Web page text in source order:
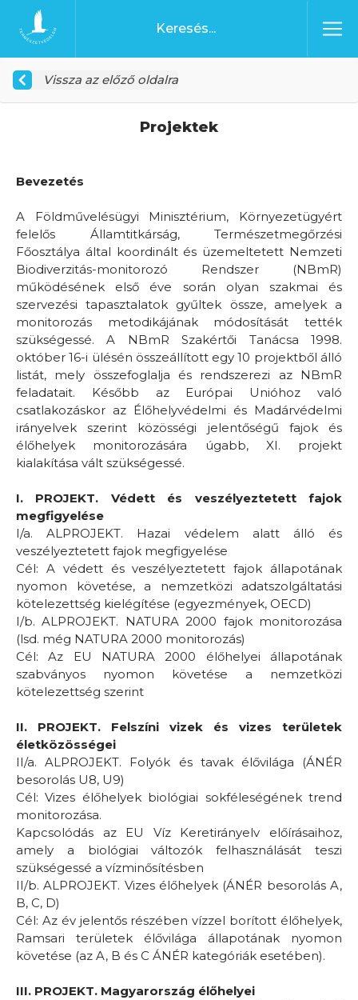
Ugrás a tartalomhoz
Főoldal
Vissza az előző oldalra
Projektek
Bevezetés
A Földművelésügyi Minisztérium, Környezetügyért
felelős Államtitkárság, Természetmegőrzési
Főosztálya által koordinált és üzemeltetett Nemzeti
Biodiverzitás-monitorozó Rendszer (NBmR)
működésének első éve során olyan szakmai és
szervezési tapasztalatok gyűltek össze, amelyek a
monitorozás metodikájának módosítását tették
szükségessé. A NBmR Szakértői Tanácsa 1998.
október 16-i ülésén összeállított egy 10 projektből álló
listát, mely összefoglalja és rendszerezi az NBmR
feladatait. Később az Európai Unióhoz való
csatlakozáskor az Élőhelyvédelmi és Madárvédelmi
irányelvek szerint közösségi jelentőségű fajok és
élőhelyek monitorozására úgabb, XI. projekt
kialakítása vált szükségessé.
I. PROJEKT. Védett és veszélyeztetett fajok
megfigyelése
I/a. ALPROJEKT. Hazai védelem alatt álló és
veszélyeztetett fajok megfigyelése
Cél: A védett és veszélyeztetett fajok állapotának
nyomon követése, a nemzetközi adatszolgáltatási
kötelezettség kielégítése (egyezmények, OECD)
I/b. ALPROJEKT. NATURA 2000 fajok monitorozása
(lsd. még NATURA 2000 monitorozás)
Cél: Az EU NATURA 2000 élőhelyei állapotának
szabványos nyomon követése a nemzetközi
kötelezettség szerint
II. PROJEKT. Felszíni vizek és vizes területek
életközösségei
II/a. ALPROJEKT. Folyók és tavak élővilága (ÁNÉR
besorolás U8, U9)
Cél: Vizes élőhelyek biológiai sokféleségének trend
monitorozása.
Kapcsolódás az EU Víz Keretirányelv előírásaihoz,
amely a biológiai változók felhasználását teszi
szükségessé a vízminősítésben
II/b. ALPROJEKT. Vizes élőhelyek (ÁNÉR besorolás A,
B, C, D)
Cél: Az év jelentős részében vízzel borított élőhelyek,
Ramsari területek élővilága állapotának nyomon
követése (az A, B és C ÁNÉR kategóriák esetében).
III. PROJEKT. Magyarország élőhelyei